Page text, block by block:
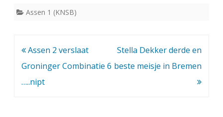
Assen 1 (KNSB)
Bericht
navigatie
Assen 2 verslaat
Groninger Combinatie 6
…..nipt
Stella Dekker derde en
beste meisje in Bremen